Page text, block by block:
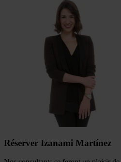
Réserver Izanami Martínez